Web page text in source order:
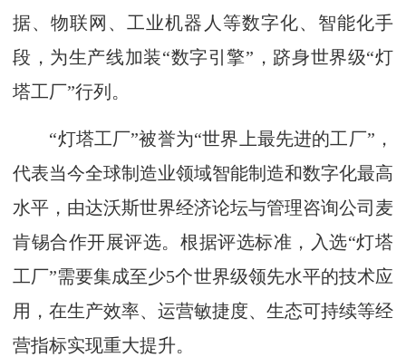
据、物联网、工业机器人等数字化、智能化手
段，为生产线加装“数字引擎”，跻身世界级“灯
塔工厂”行列。
“灯塔工厂”被誉为“世界上最先进的工厂”，
代表当今全球制造业领域智能制造和数字化最高
水平，由达沃斯世界经济论坛与管理咨询公司麦
肯锡合作开展评选。根据评选标准，入选“灯塔
工厂”需要集成至少5个世界级领先水平的技术应
用，在生产效率、运营敏捷度、生态可持续等经
营指标实现重大提升。